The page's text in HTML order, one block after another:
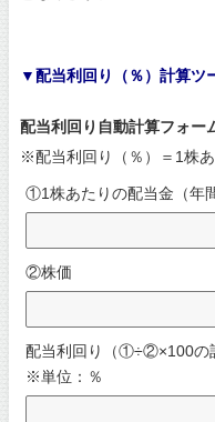
▼配当利回り（％）計算ツ
配当利回り自動計算フォー
※配当利回り（％）＝1株
①1株あたりの配当金（年
②株価
配当利回り（①÷②×100の
※単位：％